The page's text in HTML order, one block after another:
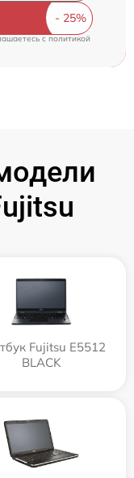
cполитикой
Fujitsu E5512
BLACK